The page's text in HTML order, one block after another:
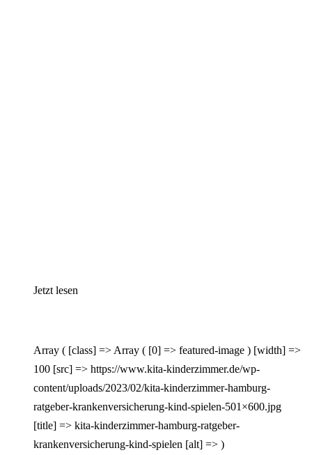
Jetzt lesen
Array ( [class] => Array ( [0] => featured-image ) [width] =>
100 [src] => https://www.kita-kinderzimmer.de/wp-
content/uploads/2023/02/kita-kinderzimmer-hamburg-
ratgeber-krankenversicherung-kind-spielen-501×600.jpg
[title] => kita-kinderzimmer-hamburg-ratgeber-
krankenversicherung-kind-spielen [alt] => )